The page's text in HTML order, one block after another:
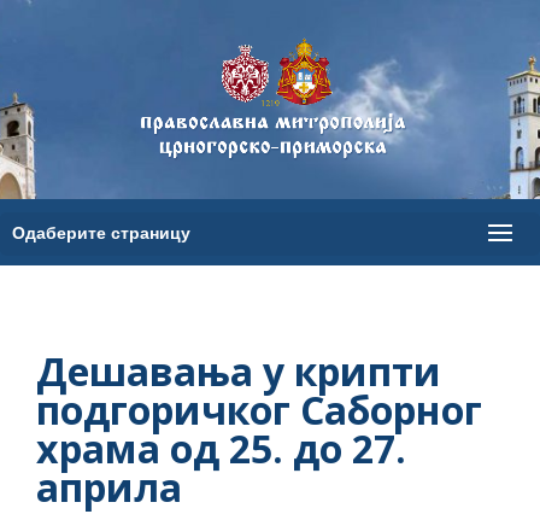
Дешавања у крипти
подгоричког Саборног
храма од 25. до 27.
априла